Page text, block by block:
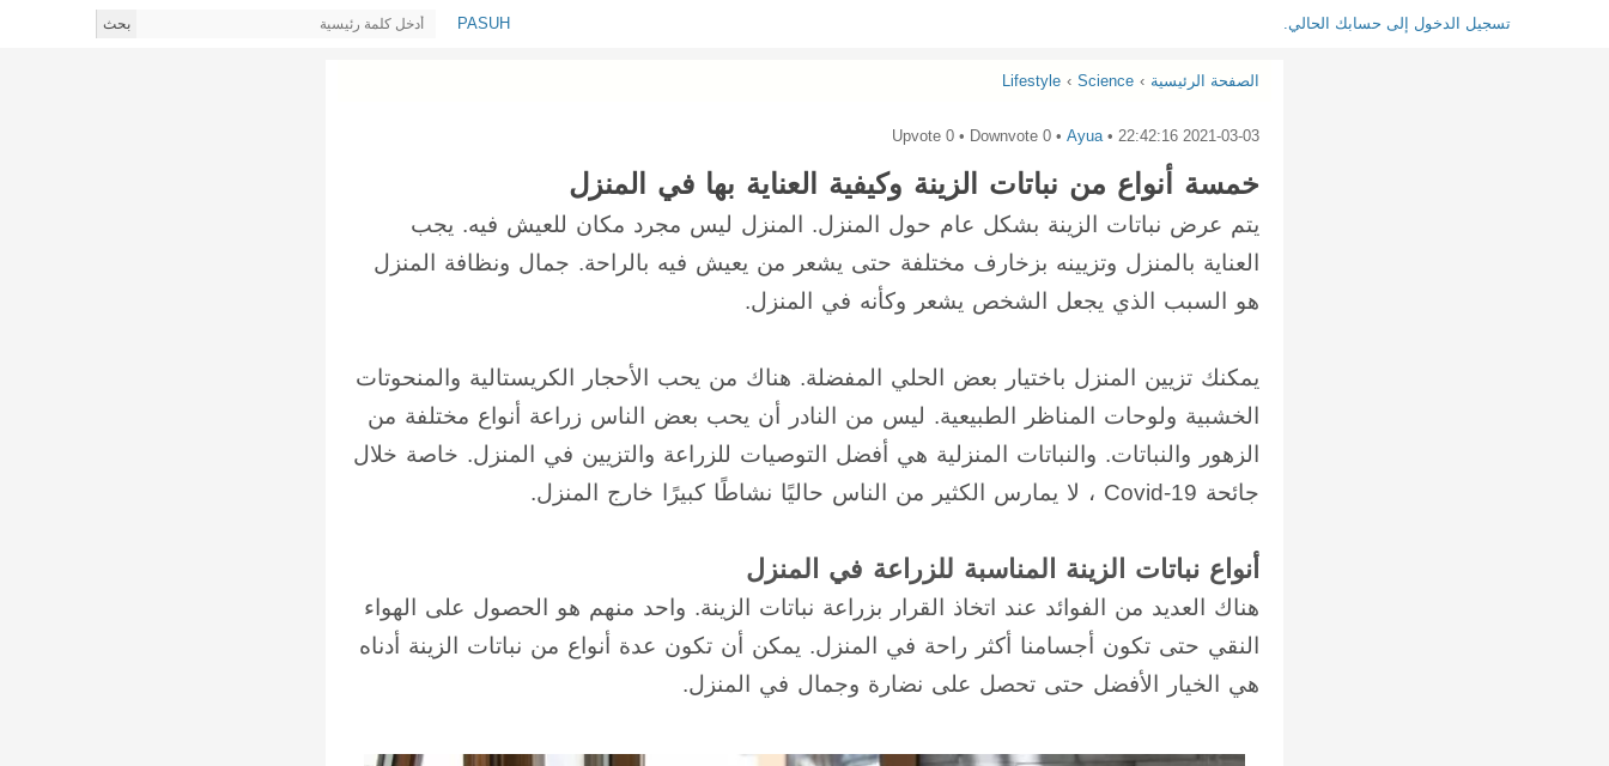
PASUH بحث تسجيل الدخول إلى حسابك الحالي.
الصفحة الرئيسية ›
Lifestyle › Science
2021-03-03 22:42:16
•
Ayua
• Upvote
0 • Downvote 0
خمسة أنواع من نباتات الزينة وكيفية العناية بها في المنزل
يتم عرض نباتات الزينة بشكل عام حول المنزل. المنزل ليس مجرد مكان للعيش فيه. يجب
العناية بالمنزل وتزيينه بزخارف مختلفة حتى يشعر من يعيش فيه بالراحة. جمال ونظافة المنزل
هو السبب الذي يجعل الشخص يشعر وكأنه في المنزل.
يمكنك تزيين المنزل باختيار بعض الحلي المفضلة. هناك من يحب الأحجار الكريستالية والمنحوتات
الخشبية ولوحات المناظر الطبيعية. ليس من النادر أن يحب بعض الناس زراعة أنواع مختلفة من
الزهور والنباتات. والنباتات المنزلية هي أفضل التوصيات للزراعة والتزيين في المنزل. خاصة خلال
جائحة Covid-19 ، لا يمارس الكثير من الناس حاليًا نشاطًا كبيرًا خارج المنزل.
أنواع نباتات الزينة المناسبة للزراعة في المنزل
هناك العديد من الفوائد عند اتخاذ القرار بزراعة نباتات الزينة. واحد منهم هو الحصول على الهواء
النقي حتى تكون أجسامنا أكثر راحة في المنزل. يمكن أن تكون عدة أنواع من نباتات الزينة أدناه
هي الخيار الأفضل حتى تحصل على نضارة وجمال في المنزل.